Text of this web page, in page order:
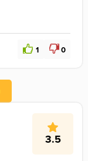
1 0
3.5